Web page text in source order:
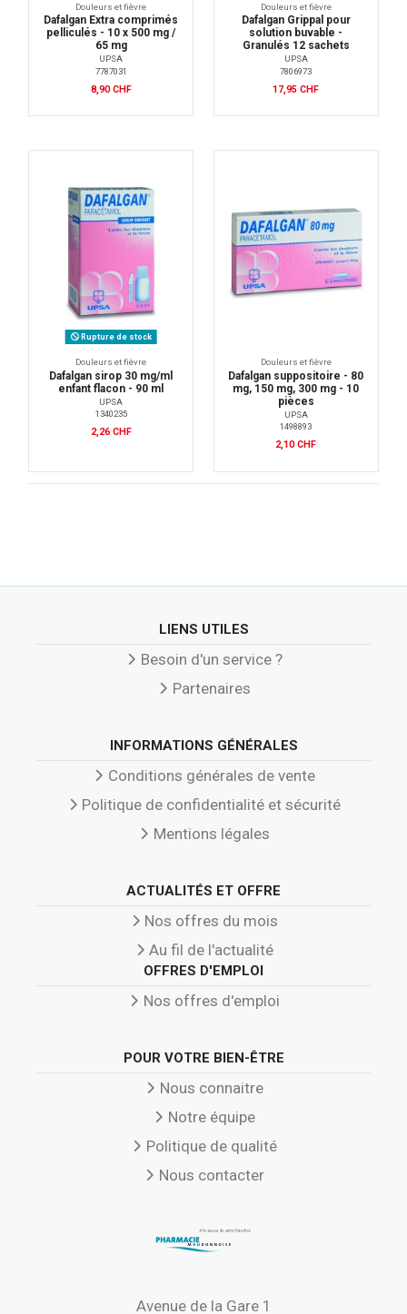
Douleurs et fièvre
Dafalgan Extra comprimés
pelliculés - 10 x 500 mg /
65 mg
UPSA
7787031
8,90 CHF
Douleurs et fièvre
Dafalgan Grippal pour
solution buvable -
Granulés 12 sachets
UPSA
7806973
17,95 CHF
Rupture de stock
Douleurs et fièvre
Dafalgan sirop 30 mg/ml
enfant flacon - 90 ml
UPSA
1340235
2,26 CHF
Douleurs et fièvre
Dafalgan suppositoire - 80
mg, 150 mg, 300 mg - 10
pièces
UPSA
1498893
2,10 CHF
LIENS UTILES
Besoin d'un service ?
Partenaires
INFORMATIONS GÉNÉRALES
Conditions générales de vente
Politique de confidentialité et sécurité
Mentions légales
ACTUALITÉS ET OFFRE
Nos offres du mois
Au fil de l'actualité
OFFRES D'EMPLOI
Nos offres d'emploi
POUR VOTRE BIEN-ÊTRE
Nous connaitre
Notre équipe
Politique de qualité
Nous contacter
Avenue de la Gare 1